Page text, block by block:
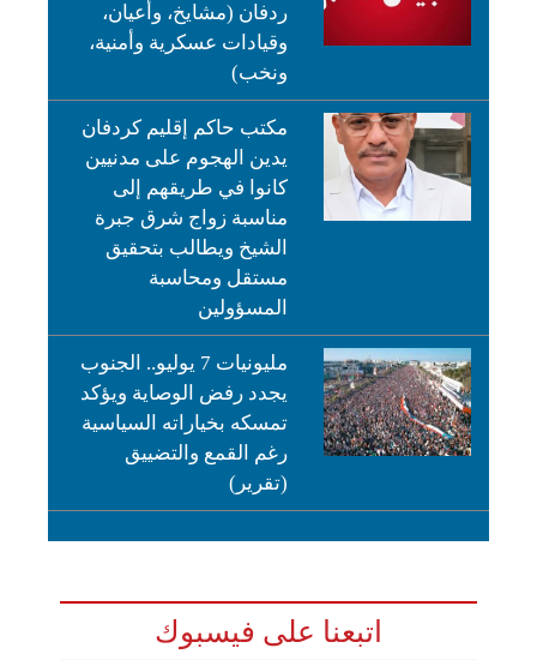
ردفان (مشايخ، وأعيان،
وقيادات عسكرية وأمنية،
ونخب)
مكتب حاكم إقليم كردفان
يدين الهجوم على مدنيين
كانوا في طريقهم إلى
مناسبة زواج شرق جبرة
الشيخ ويطالب بتحقيق
مستقل ومحاسبة
المسؤولين
مليونيات 7 يوليو.. الجنوب
يجدد رفض الوصاية ويؤكد
تمسكه بخياراته السياسية
رغم القمع والتضييق
(تقرير)
اتبعنا على فيسبوك